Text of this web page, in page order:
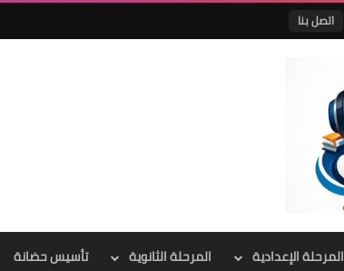
اتصل بنا
المرحلة الإعدادية المرحلة الثانوية تأسيس حضانة